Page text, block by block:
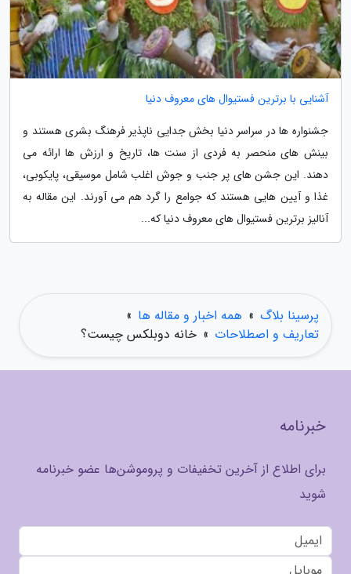
آشنایی با برترین فستیوال های معروف دنیا
جشنواره ها در سراسر دنیا بخش جدایی ناپذیر فرهنگ بشری هستند و
بینش های منحصر به فردی از سنت ها، تاریخ و ارزش ها ارائه می
دهند. این جشن های پر جنب و جوش اغلب شامل موسیقی، پایکوبی،
غذا و آیین هایی هستند که جوامع را گرد هم می آورند. این مقاله به
آنالیز برترین فستیوال های معروف دنیا که...
پرسینا بلاگ » همه اخبار و مقاله ها »
تعاریف و اصطلاحات » خانه دوبلکس چیست؟
خبرنامه
برای اطلاع از آخرین تخفیفات و پروموشن‌ها عضو خبرنامه
شوید